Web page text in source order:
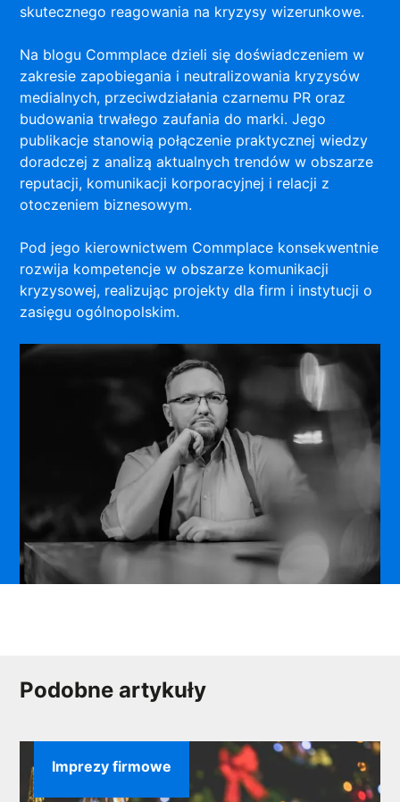
skutecznego reagowania na kryzysy wizerunkowe.
Na blogu Commplace dzieli się doświadczeniem w
zakresie zapobiegania i neutralizowania kryzysów
medialnych, przeciwdziałania czarnemu PR oraz
budowania trwałego zaufania do marki. Jego
publikacje stanowią połączenie praktycznej wiedzy
doradczej z analizą aktualnych trendów w obszarze
reputacji, komunikacji korporacyjnej i relacji z
otoczeniem biznesowym.
Pod jego kierownictwem Commplace konsekwentnie
rozwija kompetencje w obszarze komunikacji
kryzysowej, realizując projekty dla firm i instytucji o
zasięgu ogólnopolskim.
Podobne artykuły
Imprezy firmowe